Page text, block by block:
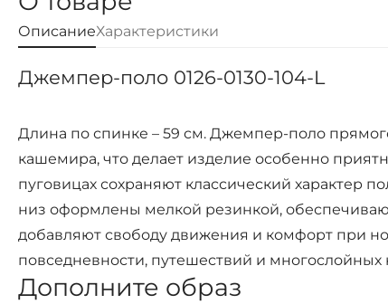
ОписаниеХарактеристики
Джемпер-поло 0126-0130-104-L
Длина по спинке – 59 см. Джемпер-поло
кашемира, что делает изделие особенно
пуговицах сохраняют классический характер
низ оформлены мелкой резинкой,
добавляют свободу движения и комфорт при
повседневности, путешествий и многослойных
Дополните образ